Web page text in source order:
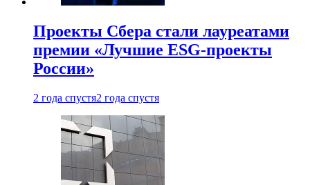
Проекты Сбера стали лауреатами
премии «Лучшие ESG-проекты
России»
2 года спустя2 года спустя